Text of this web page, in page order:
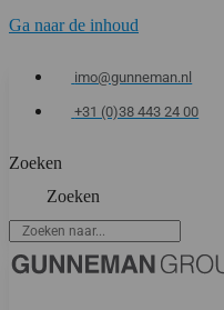
Ga naar de inhoud
imo@gunneman.nl
+31 (0)38 443 24 00
Zoeken
Zoeken